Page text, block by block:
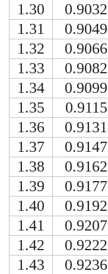
1.30
0.9032
1.31
0.9049
1.32
0.9066
1.33
0.9082
1.34
0.9099
1.35
0.9115
1.36
0.9131
1.37
0.9147
1.38
0.9162
1.39
0.9177
1.40
0.9192
1.41
0.9207
1.42
0.9222
1.43
0.9236